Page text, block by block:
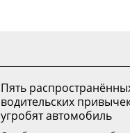
Пять
водительских
угробят автомобиль